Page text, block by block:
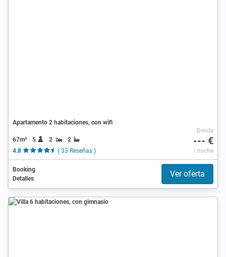
Apartamento 2 habitaciones, con wifi
67m² 5 2
2
4.8
( 33 Reseñas )
Desde
--- €
/ noche
Booking
Detalles
Ver oferta